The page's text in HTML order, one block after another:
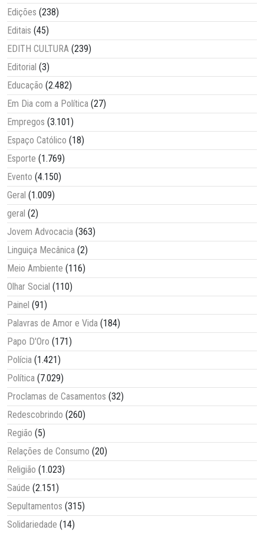
Edições (238)
Editais (45)
EDITH CULTURA (239)
Editorial (3)
Educação (2.482)
Em Dia com a Política (27)
Empregos (3.101)
Espaço Católico (18)
Esporte (1.769)
Evento (4.150)
Geral (1.009)
geral (2)
Jovem Advocacia (363)
Linguiça Mecânica (2)
Meio Ambiente (116)
Olhar Social (110)
Painel (91)
Palavras de Amor e Vida (184)
Papo D'Oro (171)
Polícia (1.421)
Política (7.029)
Proclamas de Casamentos (32)
Redescobrindo (260)
Região (5)
Relações de Consumo (20)
Religião (1.023)
Saúde (2.151)
Sepultamentos (315)
Solidariedade (14)